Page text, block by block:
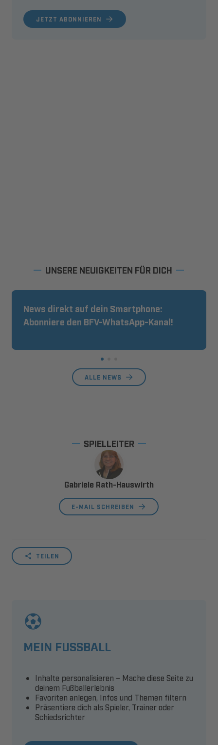
JETZT ABONNIEREN
UNSERE NEUIGKEITEN FÜR DICH
News direkt auf dein Smartphone:
Abonniere den BFV-WhatsApp-Kanal!
ALLE NEWS
SPIELLEITER
Gabriele Rath-Hauswirth
E-MAIL SCHREIBEN
TEILEN
MEIN FUSSBALL
Inhalte personalisieren – Mache diese Seite zu
deinem Fußballerlebnis
Favoriten anlegen, Infos und Themen filtern
Präsentiere dich als Spieler, Trainer oder
Schiedsrichter